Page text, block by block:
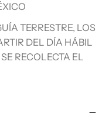
TERRESTRE, LOS
DEL DÍA HÁBIL
RECOLECTA EL